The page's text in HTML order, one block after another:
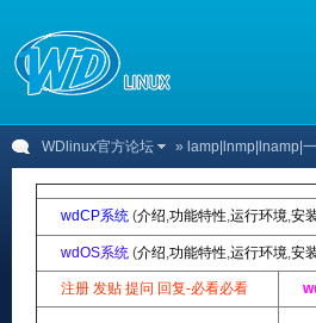
WDlinux官方论坛 » lamp|lnmp|lnamp|
wdCP系统 (介绍,功能特性,运行环境,安
wdOS系统 (介绍,功能特性,运行环境,安
注册 发贴 提问 回复-必看必看